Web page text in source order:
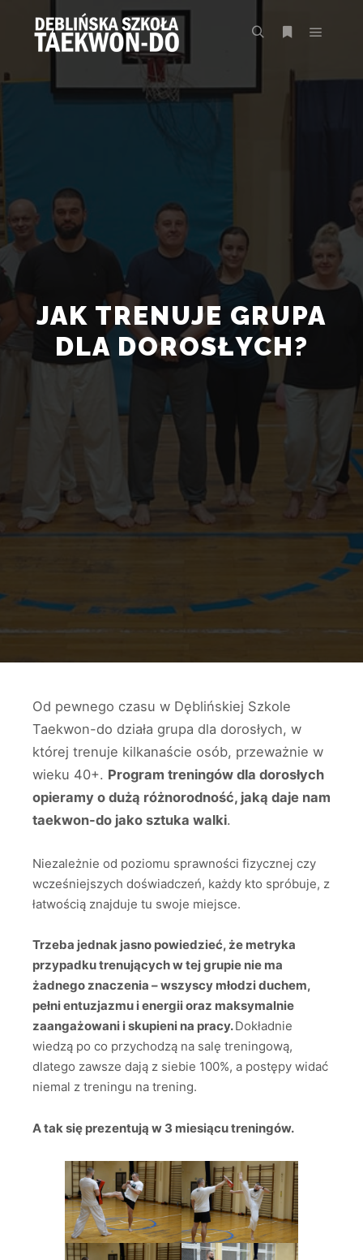
JAK TRENUJE GRUPA
DLA DOROSŁYCH?
Od pewnego czasu w Dęblińskiej Szkole
Taekwon-do działa grupa dla dorosłych, w
której trenuje kilkanaście osób, przeważnie w
wieku 40+. Program treningów dla dorosłych
opieramy o dużą różnorodność, jaką daje nam
taekwon-do jako sztuka walki.
Niezależnie od poziomu sprawności fizycznej czy
wcześniejszych doświadczeń, każdy kto spróbuje, z
łatwością znajduje tu swoje miejsce.
Trzeba jednak jasno powiedzieć, że metryka
przypadku trenujących w tej grupie nie ma
żadnego znaczenia – wszyscy młodzi duchem,
pełni entuzjazmu i energii oraz maksymalnie
zaangażowani i skupieni na pracy.Dokładnie
wiedzą po co przychodzą na salę treningową,
dlatego zawsze dają z siebie 100%, a postępy widać
niemal z treningu na trening.
A tak się prezentują w 3 miesiącu treningów.